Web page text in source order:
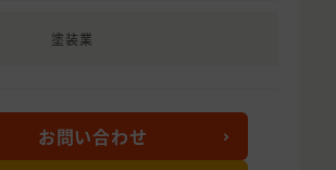
塗装業
お問い合わせ